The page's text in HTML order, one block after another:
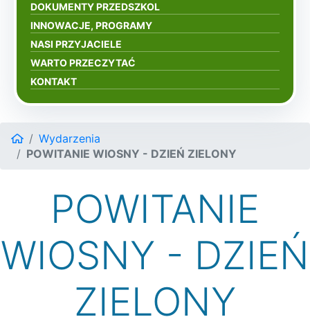
DOKUMENTY PRZEDSZKOL
INNOWACJE, PROGRAMY
NASI PRZYJACIELE
WARTO PRZECZYTAĆ
KONTAKT
Wydarzenia
POWITANIE WIOSNY - DZIEŃ ZIELONY
POWITANIE
WIOSNY - DZIEŃ
ZIELONY